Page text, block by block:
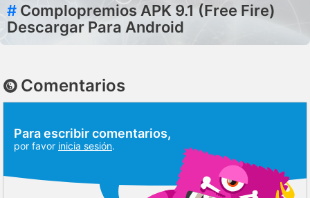
# Complopremios APK 9.1 (Free Fire)
Descargar Para Android
Comentarios
Para escribir comentarios,
por favor inicia sesión.